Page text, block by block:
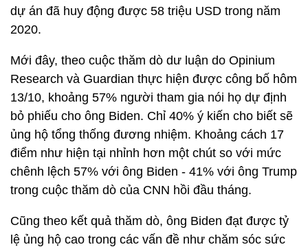
dự án đã huy động được 58 triệu USD trong năm
2020.
Mới đây, theo cuộc thăm dò dư luận do Opinium
Research và Guardian thực hiện được công bố hôm
13/10, khoảng 57% người tham gia nói họ dự định
bỏ phiếu cho ông Biden. Chỉ 40% ý kiến cho biết sẽ
ủng hộ tổng thống đương nhiệm. Khoảng cách 17
điểm như hiện tại nhỉnh hơn một chút so với mức
chênh lệch 57% với ông Biden - 41% với ông Trump
trong cuộc thăm dò của CNN hồi đầu tháng.
Cũng theo kết quả thăm dò, ông Biden đạt được tỷ
lệ ủng hộ cao trong các vấn đề như chăm sóc sức